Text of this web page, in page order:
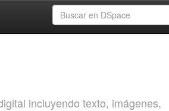
incluyendo texto, imágenes,